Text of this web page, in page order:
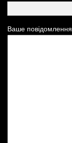
Ваше повідомлення